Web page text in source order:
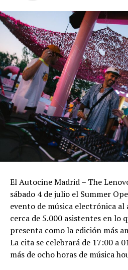
El Autocine Madrid – The
sábado 4 de julio el Summer
evento de música electrónica
cerca de 5.000 asistentes en lo
presenta como la edición más
La cita se celebrará de 17:00 a
más de ocho horas de música